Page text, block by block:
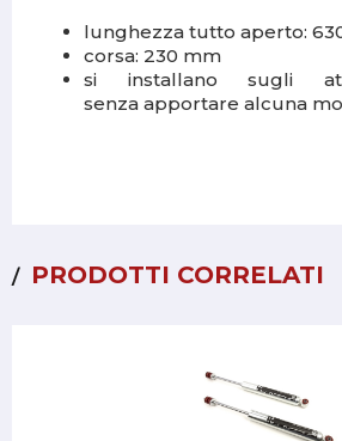
lunghezza tutto aperto:
corsa: 230 mm
si installano sugli
senza apportare alcuna
PRODOTTI CORRELATI